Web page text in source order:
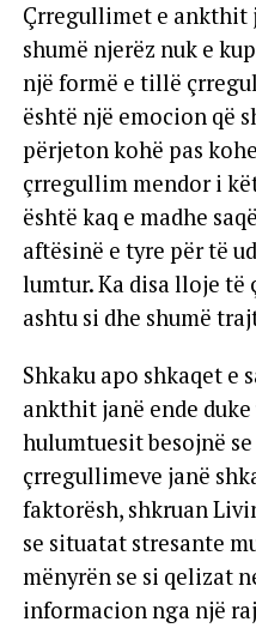
Çrregullimet e ankthit
shumë njerëz nuk e
një formë e tillë
është një emocion që
përjeton kohë pas
çrregullim mendor i
është kaq e madhe
aftësinë e tyre për të
lumtur. Ka disa lloje
ashtu si dhe shumë
Shkaku apo shkaqet e
ankthit janë ende
hulumtuesit besojnë
çrregullimeve janë
faktorësh, shkruan
se situatat stresante
mënyrën se si qelizat
informacion nga një